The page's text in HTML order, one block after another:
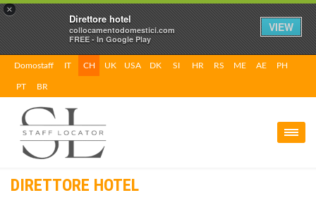
×
Direttore hotel
collocamentodomestici.com
FREE - In Google Play
VIEW
Domostaff IT CH UK USA DK SI HR RS ME AE PH
PT BR
DIRETTORE HOTEL